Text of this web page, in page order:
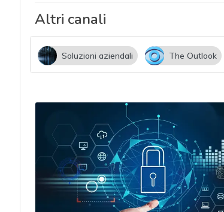
Altri canali
Soluzioni aziendali The Outlook